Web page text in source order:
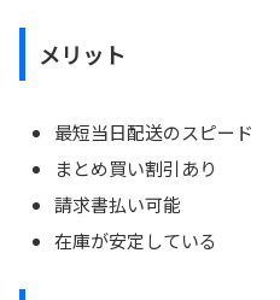
メリット
最短当日配送のスピード
まとめ買い割引あり
請求書払い可能
在庫が安定している